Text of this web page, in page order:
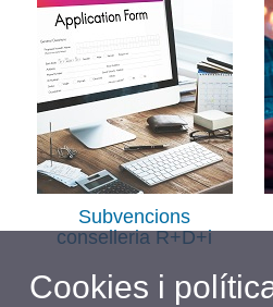
Subvencions
conselleria R+D+i
Cookies i